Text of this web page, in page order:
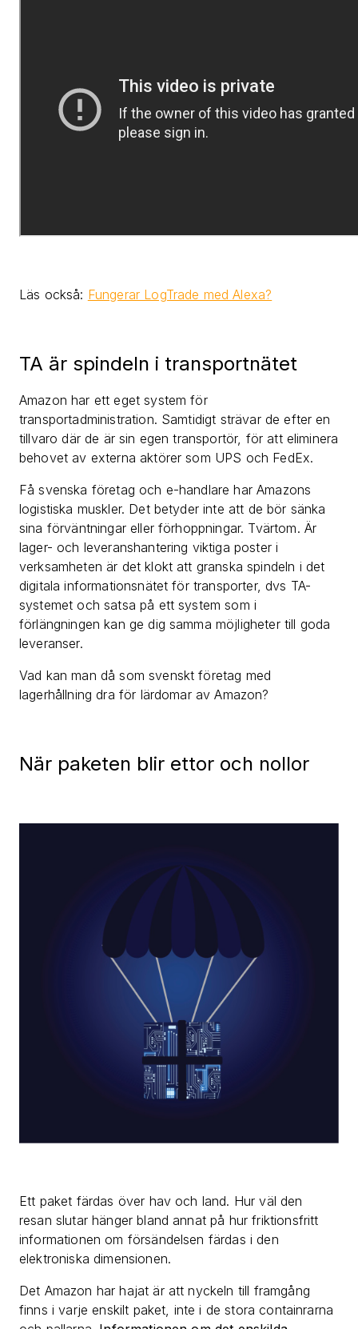
Läs också: Fungerar LogTrade med Alexa?
TA är spindeln i transportnätet
Amazon har ett eget system för
transportadministration. Samtidigt strävar de efter en
tillvaro där de är sin egen transportör, för att eliminera
behovet av externa aktörer som UPS och FedEx.
Få svenska företag och e-handlare har Amazons
logistiska muskler. Det betyder inte att de bör sänka
sina förväntningar eller förhoppningar. Tvärtom. Är
lager- och leveranshantering viktiga poster i
verksamheten är det klokt att granska spindeln i det
digitala informationsnätet för transporter, dvs TA-
systemet och satsa på ett system som i
förlängningen kan ge dig samma möjligheter till goda
leveranser.
Vad kan man då som svenskt företag med
lagerhållning dra för lärdomar av Amazon?
När paketen blir ettor och nollor
Ett paket färdas över hav och land. Hur väl den
resan slutar hänger bland annat på hur friktionsfritt
informationen om försändelsen färdas i den
elektroniska dimensionen.
Det Amazon har hajat är att nyckeln till framgång
finns i varje enskilt paket, inte i de stora containrarna